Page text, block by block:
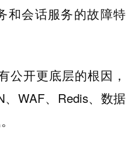
和会话服务的故障特
公开更底层的根因，
WAF、Redis、数据